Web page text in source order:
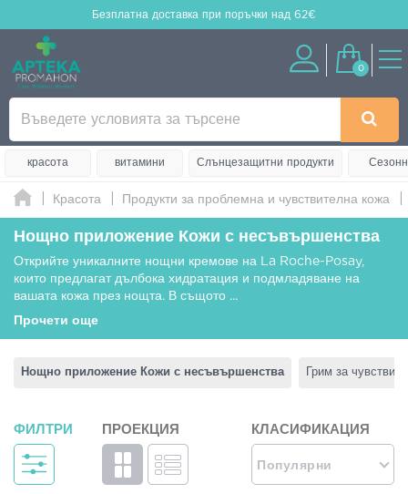
Безплатна доставка при поръчки над 62€
0
красота витамини Слънцезащитни продукти
Красота Продукти за проблемна и чувствителна кожа
Нощно приложение Кожи с несъвършенства
Открийте уникалните нощни кремове на La Roche-Posay,
които предлагат дълбока хидратация и подмладяване на
вашата кожа през нощта. В същото ...
Прочети още
Нощно приложение Кожи с несъвършенства Грим за
ФИЛТРИ ПРОЕКЦИЯ КЛАСИФИКАЦИЯ
Популярни